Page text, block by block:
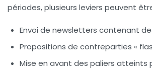
périodes, plusieurs leviers peuvent
Envoi de newsletters contenant
Propositions de contreparties «
Mise en avant des paliers